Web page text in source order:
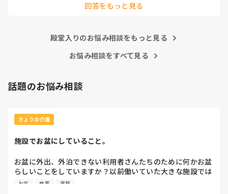
回答をもっと見る
殿堂入りのお悩み相談をもっと見る
お悩み相談をすべて見る
話題のお悩み相談
きょうの介護
施設でお盆にしていること。
お盆に外出、外泊できない利用者さんたちのために何かお盆
らしいことをしていますか？以前働いていた大きな施設では
実際に住職さんを呼びご焼香できるようにそれ用のスペース
お盆 食事 家族